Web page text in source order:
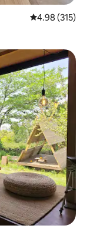
レビュー315
4.98 (315)